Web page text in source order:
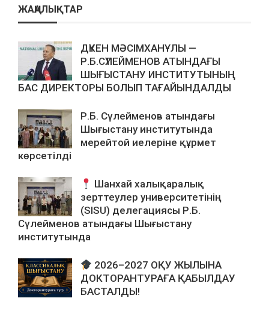
ЖАҢАЛЫҚТАР
ДҮКЕН МӘСІМХАНҰЛЫ —
Р.Б.СҮЛЕЙМЕНОВ АТЫНДАҒЫ
ШЫҒЫСТАНУ ИНСТИТУТЫНЫҢ
БАС ДИРЕКТОРЫ БОЛЫП ТАҒАЙЫНДАЛДЫ
Р.Б. Сүлейменов атындағы
Шығыстану институтында
мерейтой иелеріне құрмет
көрсетілді
Шанхай халықаралық
зерттеулер университетінің
(SISU) делегациясы Р.Б.
Сүлейменов атындағы Шығыстану
институтында
2026–2027 ОҚУ ЖЫЛЫНА
ДОКТОРАНТУРАҒА ҚАБЫЛДАУ
БАСТАЛДЫ!